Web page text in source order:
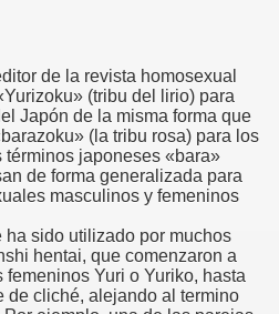
de la revista homosexual
(tribu del lirio) para
Japón de la misma forma que
(la tribu rosa) para los
japoneses «bara»
de forma generalizada para
masculinos y femeninos
ha sido utilizado por muchos
hentai, que comenzaron a
Yuri o Yuriko, hasta
de cliché, alejando al termino